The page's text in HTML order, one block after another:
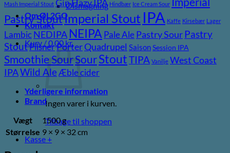
Ølsmagning
Om ØL2GO
Kontakt
Kurv /0,00 kr.
Ingen varer i kurven.
Tilbage til shoppen
Kasse +
Mash Imperial Stout GinHazy IPA Hindbær Ice Cream Sour
Pastry StoutImperial Stout IPA Kaffe Kirsebær Lager
Lambic NEDIPA NEIPA Pale Ale Pastry Sour Pastry
StoutPilsnerPorterQuadrupel SaisonSession IPA
Smoothie SourSourStoutTIPA Vanilje West Coast
IPAWild Ale Æble cider
Yderligere information
Brand
Vægt
1500 g
Størrelse 9 × 9 × 32 cm